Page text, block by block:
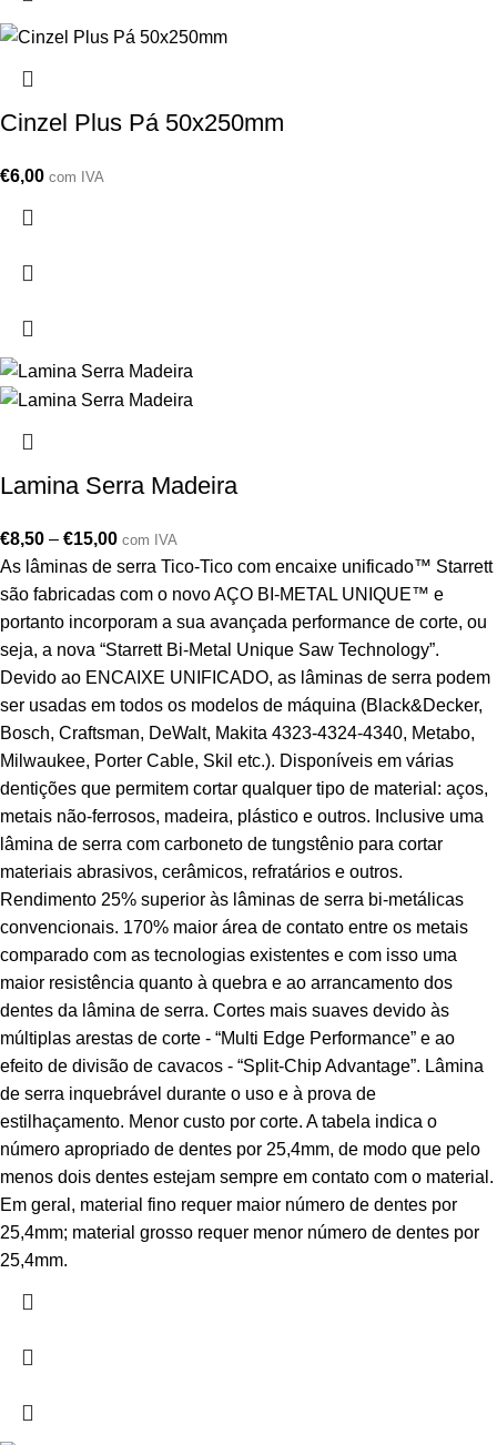
Cinzel Plus Pá 50x250mm
€6,00 com IVA
Lamina Serra Madeira
€8,50 – €15,00 com IVA
As lâminas de serra Tico-Tico com encaixe unificado™ Starrett
são fabricadas com o novo AÇO BI-METAL UNIQUE™ e
portanto incorporam a sua avançada performance de corte, ou
seja, a nova “Starrett Bi-Metal Unique Saw Technology”.
Devido ao ENCAIXE UNIFICADO, as lâminas de serra podem
ser usadas em todos os modelos de máquina (Black&Decker,
Bosch, Craftsman, DeWalt, Makita 4323-4324-4340, Metabo,
Milwaukee, Porter Cable, Skil etc.). Disponíveis em várias
dentições que permitem cortar qualquer tipo de material: aços,
metais não-ferrosos, madeira, plástico e outros. Inclusive uma
lâmina de serra com carboneto de tungstênio para cortar
materiais abrasivos, cerâmicos, refratários e outros.
Rendimento 25% superior às lâminas de serra bi-metálicas
convencionais. 170% maior área de contato entre os metais
comparado com as tecnologias existentes e com isso uma
maior resistência quanto à quebra e ao arrancamento dos
dentes da lâmina de serra. Cortes mais suaves devido às
múltiplas arestas de corte - “Multi Edge Performance” e ao
efeito de divisão de cavacos - “Split-Chip Advantage”. Lâmina
de serra inquebrável durante o uso e à prova de
estilhaçamento. Menor custo por corte. A tabela indica o
número apropriado de dentes por 25,4mm, de modo que pelo
menos dois dentes estejam sempre em contato com o material.
Em geral, material fino requer maior número de dentes por
25,4mm; material grosso requer menor número de dentes por
25,4mm.